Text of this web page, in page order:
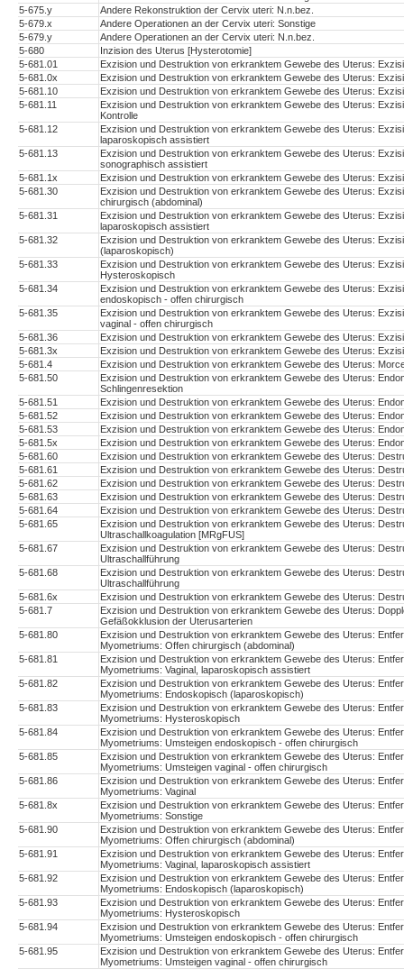
5-675.y
Andere Rekonstruktion der Cervix uteri: N.n.bez.
5-679.x
Andere Operationen an der Cervix uteri: Sonstige
5-679.y
Andere Operationen an der Cervix uteri: N.n.bez.
5-680
Inzision des Uterus [Hysterotomie]
5-681.01
Exzision und Destruktion von erkranktem Gewebe des Uterus:
5-681.0x
Exzision und Destruktion von erkranktem Gewebe des Uterus:
5-681.10
Exzision und Destruktion von erkranktem Gewebe des Uterus:
5-681.11
Exzision und Destruktion von erkranktem Gewebe des Uterus:
Kontrolle
5-681.12
Exzision und Destruktion von erkranktem Gewebe des Uterus:
laparoskopisch assistiert
5-681.13
Exzision und Destruktion von erkranktem Gewebe des Uterus:
sonographisch assistiert
5-681.1x
Exzision und Destruktion von erkranktem Gewebe des Uterus:
5-681.30
Exzision und Destruktion von erkranktem Gewebe des Uterus:
chirurgisch (abdominal)
5-681.31
Exzision und Destruktion von erkranktem Gewebe des Uterus:
laparoskopisch assistiert
5-681.32
Exzision und Destruktion von erkranktem Gewebe des Uterus:
(laparoskopisch)
5-681.33
Exzision und Destruktion von erkranktem Gewebe des Uterus:
Hysteroskopisch
5-681.34
Exzision und Destruktion von erkranktem Gewebe des Uterus:
endoskopisch - offen chirurgisch
5-681.35
Exzision und Destruktion von erkranktem Gewebe des Uterus:
vaginal - offen chirurgisch
5-681.36
Exzision und Destruktion von erkranktem Gewebe des Uterus:
5-681.3x
Exzision und Destruktion von erkranktem Gewebe des Uterus:
5-681.4
Exzision und Destruktion von erkranktem Gewebe des Uterus:
5-681.50
Exzision und Destruktion von erkranktem Gewebe des Uterus:
Schlingenresektion
5-681.51
Exzision und Destruktion von erkranktem Gewebe des Uterus:
5-681.52
Exzision und Destruktion von erkranktem Gewebe des Uterus:
5-681.53
Exzision und Destruktion von erkranktem Gewebe des Uterus:
5-681.5x
Exzision und Destruktion von erkranktem Gewebe des Uterus:
5-681.60
Exzision und Destruktion von erkranktem Gewebe des Uterus:
5-681.61
Exzision und Destruktion von erkranktem Gewebe des Uterus:
5-681.62
Exzision und Destruktion von erkranktem Gewebe des Uterus:
5-681.63
Exzision und Destruktion von erkranktem Gewebe des Uterus:
5-681.64
Exzision und Destruktion von erkranktem Gewebe des Uterus:
5-681.65
Exzision und Destruktion von erkranktem Gewebe des Uterus:
Ultraschallkoagulation [MRgFUS]
5-681.67
Exzision und Destruktion von erkranktem Gewebe des Uterus:
Ultraschallführung
5-681.68
Exzision und Destruktion von erkranktem Gewebe des Uterus:
Ultraschallführung
5-681.6x
Exzision und Destruktion von erkranktem Gewebe des Uterus:
5-681.7
Exzision und Destruktion von erkranktem Gewebe des Uterus:
Gefäßokklusion der Uterusarterien
5-681.80
Exzision und Destruktion von erkranktem Gewebe des Uterus:
Myometriums: Offen chirurgisch (abdominal)
5-681.81
Exzision und Destruktion von erkranktem Gewebe des Uterus:
Myometriums: Vaginal, laparoskopisch assistiert
5-681.82
Exzision und Destruktion von erkranktem Gewebe des Uterus:
Myometriums: Endoskopisch (laparoskopisch)
5-681.83
Exzision und Destruktion von erkranktem Gewebe des Uterus:
Myometriums: Hysteroskopisch
5-681.84
Exzision und Destruktion von erkranktem Gewebe des Uterus:
Myometriums: Umsteigen endoskopisch - offen chirurgisch
5-681.85
Exzision und Destruktion von erkranktem Gewebe des Uterus:
Myometriums: Umsteigen vaginal - offen chirurgisch
5-681.86
Exzision und Destruktion von erkranktem Gewebe des Uterus:
Myometriums: Vaginal
5-681.8x
Exzision und Destruktion von erkranktem Gewebe des Uterus:
Myometriums: Sonstige
5-681.90
Exzision und Destruktion von erkranktem Gewebe des Uterus:
Myometriums: Offen chirurgisch (abdominal)
5-681.91
Exzision und Destruktion von erkranktem Gewebe des Uterus:
Myometriums: Vaginal, laparoskopisch assistiert
5-681.92
Exzision und Destruktion von erkranktem Gewebe des Uterus:
Myometriums: Endoskopisch (laparoskopisch)
5-681.93
Exzision und Destruktion von erkranktem Gewebe des Uterus:
Myometriums: Hysteroskopisch
5-681.94
Exzision und Destruktion von erkranktem Gewebe des Uterus:
Myometriums: Umsteigen endoskopisch - offen chirurgisch
5-681.95
Exzision und Destruktion von erkranktem Gewebe des Uterus:
Myometriums: Umsteigen vaginal - offen chirurgisch